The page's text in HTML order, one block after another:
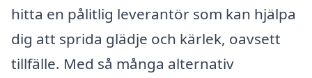
hitta en pålitlig leverantör som kan hjälpa
dig att sprida glädje och kärlek, oavsett
tillfälle. Med så många alternativ